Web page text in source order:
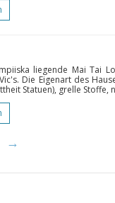
liegende Mai Tai
Die Eigenart des
Statuen), grelle Stoffe,
→